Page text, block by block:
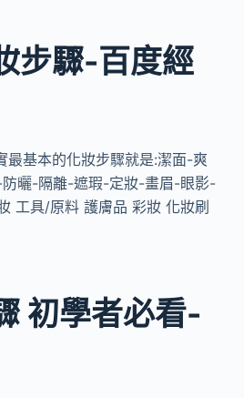
步驟-百度經
最基本的化妝步驟就是:潔面-爽
曬-隔離-遮瑕-定妝-畫眉-眼影-
工具/原料 護膚品 彩妝 化妝刷
初學者必看-